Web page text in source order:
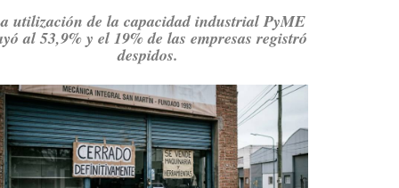
utilización de la capacidad industrial PyME
al 53,9% y el 19% de las empresas registró
despidos.